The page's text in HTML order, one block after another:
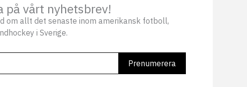
på vårt nyhetsbrev!
om allt det senaste inom amerikansk fotboll,
i Sverige.